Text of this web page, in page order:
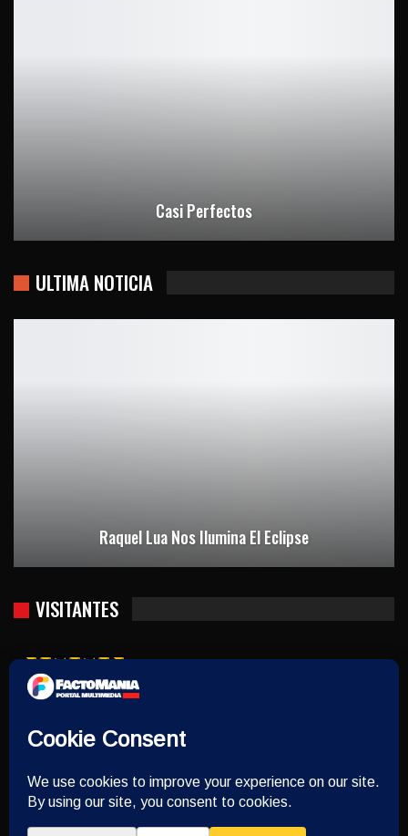
Casi Perfectos
ULTIMA NOTICIA
Raquel Lua Nos Ilumina El Eclipse
VISITANTES
Usuarios hoy : 1509
Este año : 383871
Hora del servidor : 2026-08-10